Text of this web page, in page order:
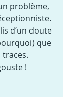
problème,
d’un doute
que
!